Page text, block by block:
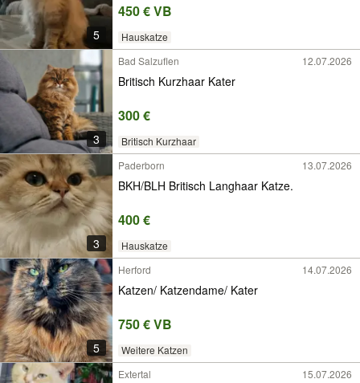
5
450 € VB
Hauskatze
3
Bad Salzuflen 12.07.2026
Britisch Kurzhaar Kater
300 €
Britisch Kurzhaar
3
Paderborn 13.07.2026
BKH/BLH Britisch Langhaar Katze.
400 €
Hauskatze
5
Herford 14.07.2026
Katzen/ Katzendame/ Kater
750 € VB
Weitere Katzen
Extertal
15.07.2026